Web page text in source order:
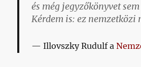
és még jegyzőkönyvet
Kérdem is: ez nemzetközi
Illovszky Rudulf a